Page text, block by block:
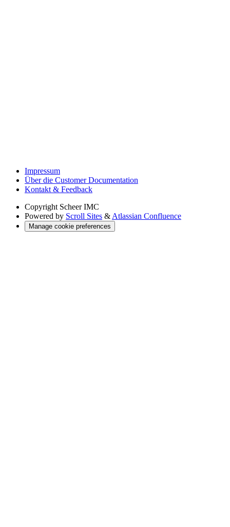
Impressum
Über die Customer Documentation
Kontakt & Feedback
Copyright Scheer IMC
Powered by Scroll Sites & Atlassian Confluence
Manage cookie preferences